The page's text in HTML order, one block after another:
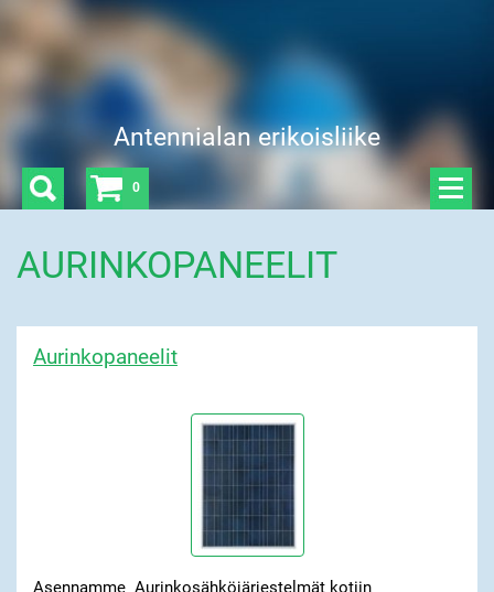
Antennialan erikoisliike
AURINKOPANEELIT
Aurinkopaneelit
Asennamme Aurinkosähköjärjestelmät kotiin
0